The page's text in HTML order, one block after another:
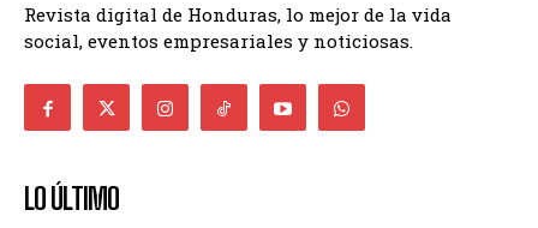
Revista digital de Honduras, lo mejor de la vida
social, eventos empresariales y noticiosas.
LO ÚLTIMO